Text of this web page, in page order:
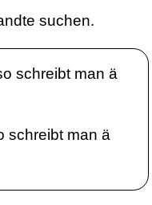
suchen.
schreibt man ä
schreibt man ä